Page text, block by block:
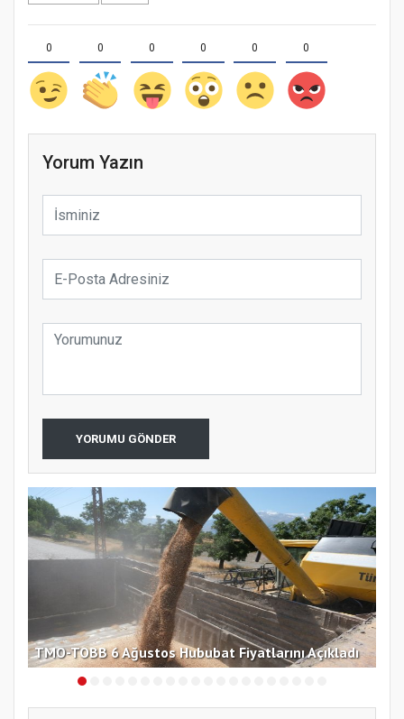
0 0 0 0 0 0
Yorum Yazın
YORUMU GÖNDER
TMO-TOBB 6 Ağustos Hububat Fiyatlarını Açıkladı